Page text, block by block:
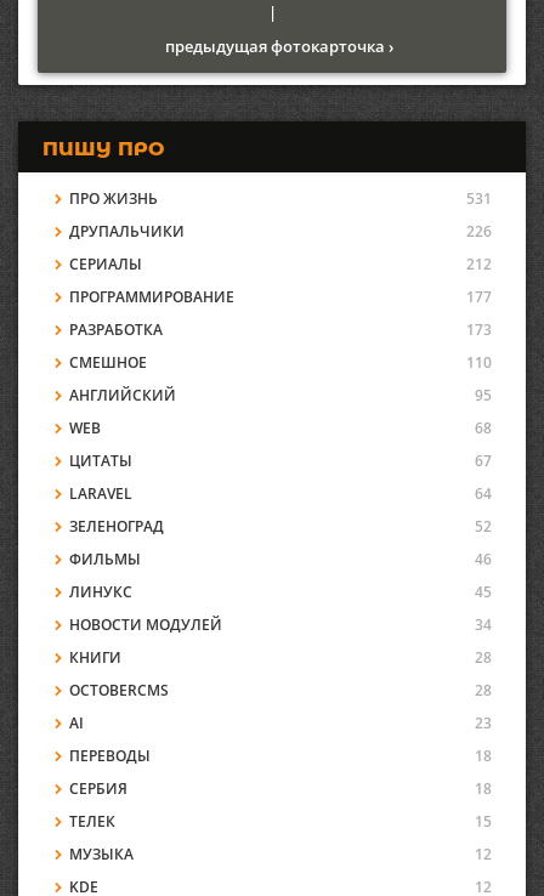
|
предыдущая фотокарточка ›
ПИШУ ПРО
ПРО ЖИЗНЬ
531
ДРУПАЛЬЧИКИ
226
СЕРИАЛЫ
212
ПРОГРАММИРОВАНИЕ
177
РАЗРАБОТКА
173
СМЕШНОЕ
110
АНГЛИЙСКИЙ
95
WEB
68
ЦИТАТЫ
67
LARAVEL
64
ЗЕЛЕНОГРАД
52
ФИЛЬМЫ
46
ЛИНУКС
45
НОВОСТИ МОДУЛЕЙ
34
КНИГИ
28
OCTOBERCMS
28
AI
23
ПЕРЕВОДЫ
18
СЕРБИЯ
18
ТЕЛЕК
15
МУЗЫКА
12
KDE
12